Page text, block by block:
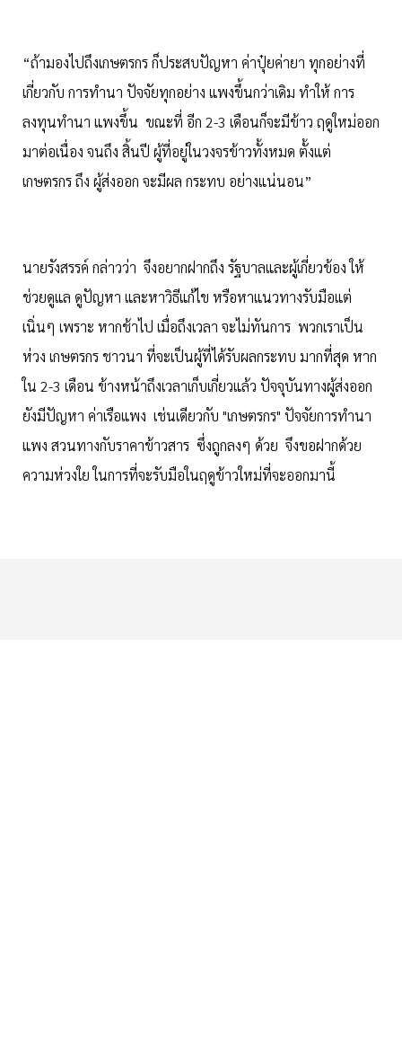
“ถ้ามองไปถึงเกษตรกร ก็ประสบปัญหา ค่าปุ๋ยค่ายา ทุกอย่างที่
เกี่ยวกับ การทำนา ปัจจัยทุกอย่าง แพงขึ้นกว่าเดิม ทำให้ การ
ลงทุนทำนา แพงขึ้น ขณะที่ อีก 2-3 เดือนก็จะมีข้าว ฤดูใหม่ออก
มาต่อเนื่อง จนถึง สิ้นปี ผู้ที่อยู่ในวงจรข้าวทั้งหมด ตั้งแต่
เกษตรกร ถึง ผู้ส่งออก จะมีผล กระทบ อย่างแน่นอน”
นายรังสรรค์ กล่าวว่า จึงอยากฝากถึง รัฐบาลและผู้เกี่ยวข้อง ให้
ช่วยดูแล ดูปัญหา และหาวิธีแก้ไข หรือหาแนวทางรับมือแต่
เนิ่นๆ เพราะ หากช้าไป เมื่อถึงเวลา จะไม่ทันการ พวกเราเป็น
ห่วง เกษตรกร ชาวนา ที่จะเป็นผู้ที่ได้รับผลกระทบ มากที่สุด หาก
ใน 2-3 เดือน ข้างหน้าถึงเวลาเก็บเกี่ยวแล้ว ปัจจุบันทางผู้ส่งออก
ยังมีปัญหา ค่าเรือแพง เช่นเดียวกับ "เกษตรกร" ปัจจัยการทำนา
แพง สวนทางกับราคาข้าวสาร ซึ่งถูกลงๆ ด้วย จึงขอฝากด้วย
ความห่วงใย ในการที่จะรับมือในฤดูข้าวใหม่ที่จะออกมานี้